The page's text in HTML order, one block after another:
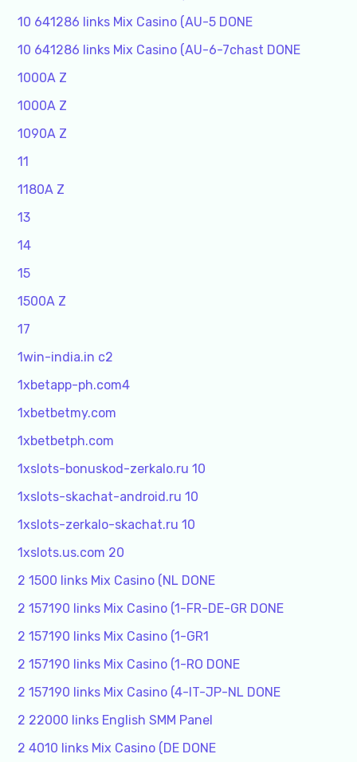
10 641286 links Mix Casino (AU-5 DONE
10 641286 links Mix Casino (AU-6-7chast DONE
1000A Z
1000A Z
1090A Z
11
1180A Z
13
14
15
1500A Z
17
1win-india.in c2
1xbetapp-ph.com4
1xbetbetmy.com
1xbetbetph.com
1xslots-bonuskod-zerkalo.ru 10
1xslots-skachat-android.ru 10
1xslots-zerkalo-skachat.ru 10
1xslots.us.com 20
2 1500 links Mix Casino (NL DONE
2 157190 links Mix Casino (1-FR-DE-GR DONE
2 157190 links Mix Casino (1-GR1
2 157190 links Mix Casino (1-RO DONE
2 157190 links Mix Casino (4-IT-JP-NL DONE
2 22000 links English SMM Panel
2 4010 links Mix Casino (DE DONE